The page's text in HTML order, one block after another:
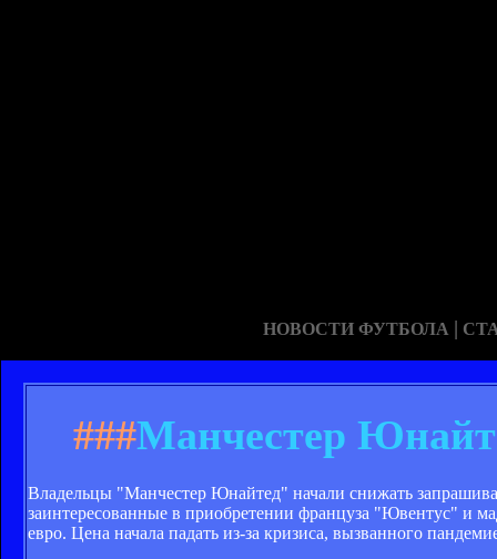
НОВОСТИ ФУТБОЛА |
###Манчестер
Владельцы "Манчестер Юнайтед" начали снижать
заинтересованные в приобретении француза "Ювентус" и
евро. Цена начала падать из-за кризиса, вызванного